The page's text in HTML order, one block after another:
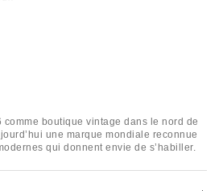
comme boutique vintage dans le nord de
une marque mondiale reconnue
qui donnent envie de s’habiller.